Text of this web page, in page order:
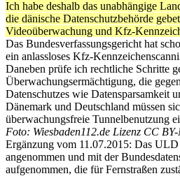
Ich habe deshalb das unabhängige
die dänische Datenschutzbehörde
Videoüberwachung und Kfz-
Das Bundesverfassungsgericht hat
ein anlassloses Kfz-
Daneben prüfe ich rechtliche Schritte
Überwachungsermächtigung, die
Datenschutzes wie Datensparsamkeit
Dänemark und Deutschland müssen
überwachungsfreie Tunnelbenutzung
Foto: Wiesbaden112.de Lizenz CC
Ergänzung vom 11.07.2015: Das
angenommen und mit der
aufgenommen, die für Fernstraßen